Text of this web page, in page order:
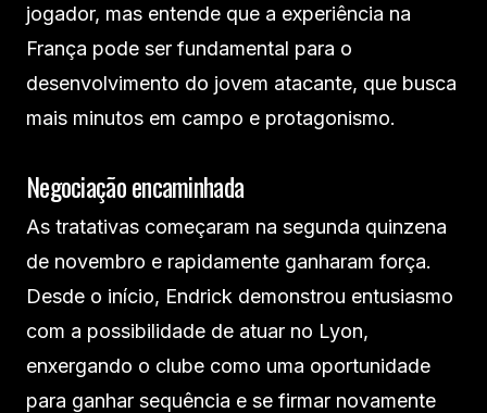
jogador, mas entende que a experiência na
França pode ser fundamental para o
desenvolvimento do jovem atacante, que busca
mais minutos em campo e protagonismo.
Negociação encaminhada
As tratativas começaram na segunda quinzena
de novembro e rapidamente ganharam força.
Desde o início, Endrick demonstrou entusiasmo
com a possibilidade de atuar no Lyon,
enxergando o clube como uma oportunidade
para ganhar sequência e se firmar novamente